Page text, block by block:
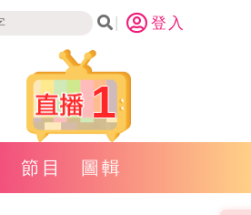
登入
1
節目 圖輯